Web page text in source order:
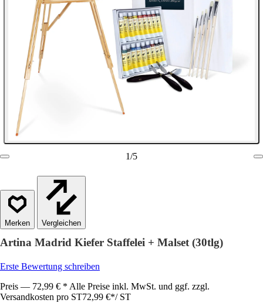
1/5
Vergleichen
Artina Madrid Kiefer Staffelei + Malset (30tlg)
Erste Bewertung schreiben
Preis — 72,99 € * Alle Preise inkl. MwSt. und ggf. zzgl.
Versandkosten pro ST72,99 €*/ ST